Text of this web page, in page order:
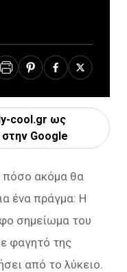
cool.gr ως
Google
πόσο ακόμα θα
ένα πράγμα: Η
σημείωμα του
φαγητό της
από το λύκειο.